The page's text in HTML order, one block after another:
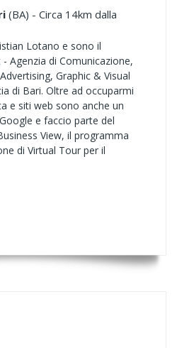
(BA) - Circa 14km dalla
Lotano e sono il
Agenzia di Comunicazione,
Graphic & Visual
di Bari. Oltre ad occuparmi
e siti web sono anche un
e faccio parte del
View, il programma
di Virtual Tour per il